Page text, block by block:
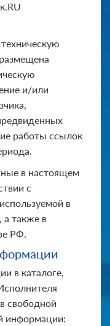
и/или
работы ссылок
в настоящем
с
в
а также в
РФ.
в каталоге,
свободной
информации: